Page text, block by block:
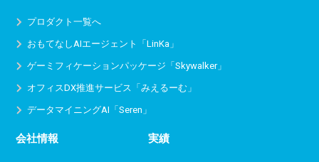
プロダクト一覧へ
おもてなしAIエージェント「LinKa」
ゲーミフィケーションパッケージ「Skywalker」
オフィスDX推進サービス 「みえるーむ」
データマイニングAI「Seren」
会社情報 実績